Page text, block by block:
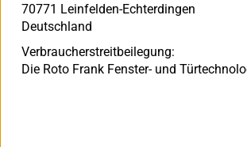
70771 Leinfelden-Echterdingen
Deutschland
Verbraucherstreitbeilegung:
Die Roto Frank Fenster- und